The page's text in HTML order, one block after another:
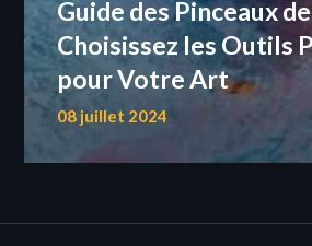
Guide des Pinceaux
Choisissez les Outils
pour Votre Art
08 juillet 2024